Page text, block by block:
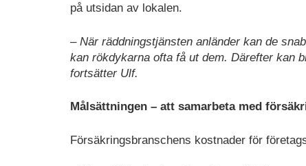
på utsidan av lokalen.
– När räddningstjänsten anländer kan de
kan rökdykarna ofta få ut dem. Därefter kan
fortsätter Ulf.
Målsättningen – att samarbeta med
Försäkringsbranschens kostnader för